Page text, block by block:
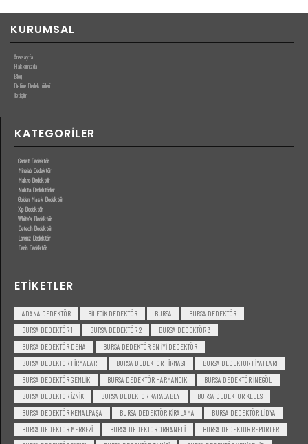
KURUMSAL
Anasayfa
Hakkımızda
Blog
Define Dedektörleri
İletişim
KATEGORILER
Garret Dedektör
Minelab Dedektör
Makro Dedektör
Nokta Dedektörler
Golden Mask Dedektör
Xp Dedektör
White’s Dedektör
Detech Dedektör
Lorenz Dedektör
Derin Dedektör
ETIKETLER
ADANA DEDEKTÖR BILECIK DEDEKTÖR BURSA
BURSA DEDEKTÖR
BURSA DEDEKTÖR 1
BURSA DEDEKTÖR 2
BURSA DEDEKTÖR 3
BURSA DEDEKTÖR DEHA
BURSA DEDEKTÖR EN IYI DEDEKTÖR
BURSA DEDEKTÖR FIRMALARI
BURSA DEDEKTÖR FIRMASI
BURSA DEDEKTÖR FIYATLARI
BURSA DEDEKTÖR GEMLIK
BURSA DEDEKTÖR HARMANCIK
BURSA DEDEKTÖR INEGÖL
BURSA DEDEKTÖR IZNIK
BURSA DEDEKTÖR KARACABEY
BURSA DEDEKTÖR KELES
BURSA DEDEKTÖR KEMALPAŞA
BURSA DEDEKTÖR KIRALAMA
BURSA DEDEKTÖR LIDYA
BURSA DEDEKTÖR MERKEZI
BURSA DEDEKTÖR ORHANELI
BURSA DEDEKTÖR REPORTER